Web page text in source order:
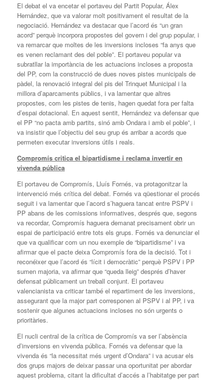
El debat el va encetar el portaveu del Partit Popular, Álex
Hernández, que va valorar molt positivament el resultat de la
negociació. Hernández va destacar que l’acord és “un gran
acord” perquè incorpora propostes del govern i del grup popular, i
va remarcar que moltes de les inversions incloses “fa anys que
es venen reclamant des del poble”. El portaveu popular va
subratllar la importància de les actuacions incloses a proposta
del PP, com la construcció de dues noves pistes municipals de
pàdel, la renovació integral del pis del Trinquet Municipal i la
millora d’aparcaments públics, i va lamentar que altres
propostes, com les pistes de tenis, hagen quedat fora per falta
d’espai dotacional. En aquest sentit, Hernández va defensar que
el PP “no pacta amb partits, sinó amb Ondara i amb el poble”, i
va insistir que l’objectiu del seu grup és arribar a acords que
permeten executar inversions útils i reals.
Compromís critica el bipartidisme i reclama invertir en
vivenda pública
El portaveu de Compromís, Lluís Fornés, va protagonitzar la
intervenció més crítica del debat. Fornés va qüestionar el procés
seguit i va lamentar que l’acord s’haguera tancat entre PSPV i
PP abans de les comissions informatives, després que, segons
va recordar, Compromís haguera demanat precisament obrir un
espai de participació entre tots els grups. Fornés va denunciar el
que va qualificar com un nou exemple de “bipartidisme” i va
afirmar que el pacte deixa Compromís fora de la decisió. Tot i
reconéixer que l’acord és “lícit i democràtic” perquè PSPV i PP
sumen majoria, va afirmar que “queda lleig” després d’haver
defensat públicament un treball conjunt. El portaveu
valencianista va criticar també el repartiment de les inversions,
assegurant que la major part corresponen al PSPV i al PP, i va
sostenir que algunes actuacions incloses no són urgents o
prioritàries.
El nucli central de la crítica de Compromís va ser l’absència
d’inversions en vivenda pública. Fornés va defensar que la
vivenda és “la necessitat més urgent d’Ondara” i va acusar els
dos grups majors de deixar passar una oportunitat per abordar
aquest problema, citant la dificultat d’accés a l’habitatge per part